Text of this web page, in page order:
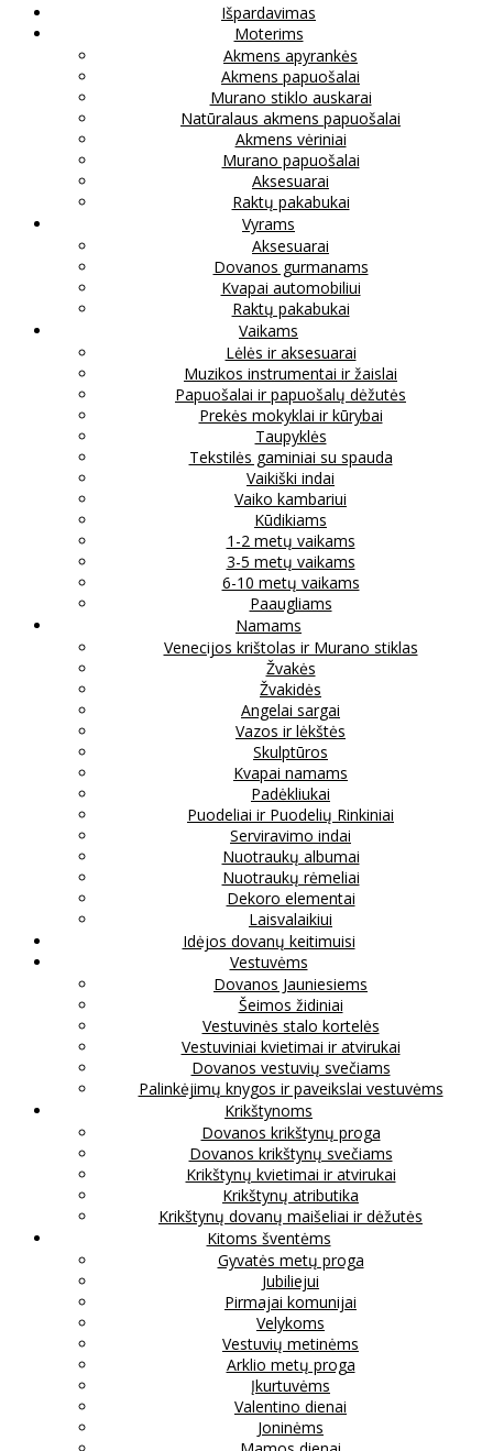
Išpardavimas
Moterims
Akmens apyrankės
Akmens papuošalai
Murano stiklo auskarai
Natūralaus akmens papuošalai
Akmens vėriniai
Murano papuošalai
Aksesuarai
Raktų pakabukai
Vyrams
Aksesuarai
Dovanos gurmanams
Kvapai automobiliui
Raktų pakabukai
Vaikams
Lėlės ir aksesuarai
Muzikos instrumentai ir žaislai
Papuošalai ir papuošalų dėžutės
Prekės mokyklai ir kūrybai
Taupyklės
Tekstilės gaminiai su spauda
Vaikiški indai
Vaiko kambariui
Kūdikiams
1-2 metų vaikams
3-5 metų vaikams
6-10 metų vaikams
Paaugliams
Namams
Venecijos krištolas ir Murano stiklas
Žvakės
Žvakidės
Angelai sargai
Vazos ir lėkštės
Skulptūros
Kvapai namams
Padėkliukai
Puodeliai ir Puodelių Rinkiniai
Serviravimo indai
Nuotraukų albumai
Nuotraukų rėmeliai
Dekoro elementai
Laisvalaikiui
Idėjos dovanų keitimuisi
Vestuvėms
Dovanos Jauniesiems
Šeimos židiniai
Vestuvinės stalo kortelės
Vestuviniai kvietimai ir atvirukai
Dovanos vestuvių svečiams
Palinkėjimų knygos ir paveikslai vestuvėms
Krikštynoms
Dovanos krikštynų proga
Dovanos krikštynų svečiams
Krikštynų kvietimai ir atvirukai
Krikštynų atributika
Krikštynų dovanų maišeliai ir dėžutės
Kitoms šventėms
Gyvatės metų proga
Jubiliejui
Pirmajai komunijai
Velykoms
Vestuvių metinėms
Arklio metų proga
Įkurtuvėms
Valentino dienai
Joninėms